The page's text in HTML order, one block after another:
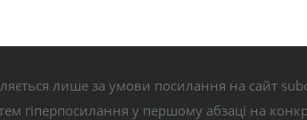
лише за умови посилання на сайт
гіперпосилання у першому абзаці на